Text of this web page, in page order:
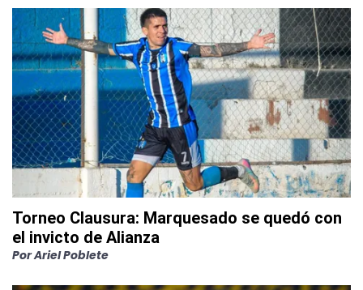
Torneo Clausura: Marquesado se quedó con
el invicto de Alianza
PorAriel Poblete